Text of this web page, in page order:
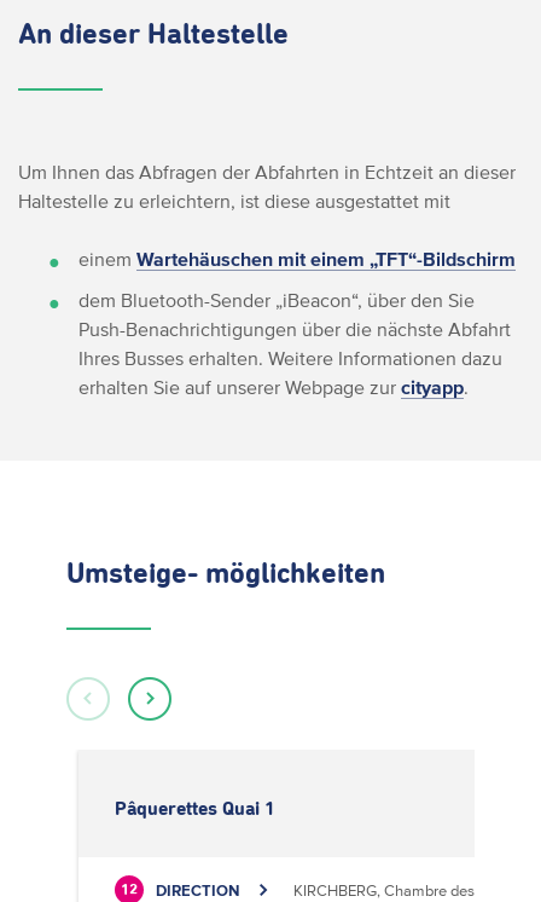
An dieser Haltestelle
Um Ihnen das Abfragen der Abfahrten in Echtzeit an dieser
Haltestelle zu erleichtern, ist diese ausgestattet mit
einem Wartehäuschen mit einem „TFT“-Bildschirm
dem Bluetooth-Sender „iBeacon“, über den Sie
Push-Benachrichtigungen über die nächste Abfahrt
Ihres Busses erhalten. Weitere Informationen dazu
erhalten Sie auf unserer Webpage zur cityapp.
Umsteige- möglichkeiten
Pâquerettes Quai 1
12 DIRECTION KIRCHBERG, Chambre des Métiers